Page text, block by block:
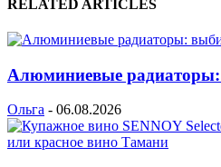
RELATED ARTICLES
Алюминиевые радиаторы:
Ольга - 06.08.2026